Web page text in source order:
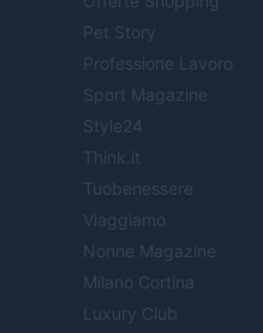
Pet Story
Professione Lavoro
Sport Magazine
Style24
Think.it
Tuobenessere
Viaggiamo
Nonne Magazine
Milano Cortina
Luxury Club